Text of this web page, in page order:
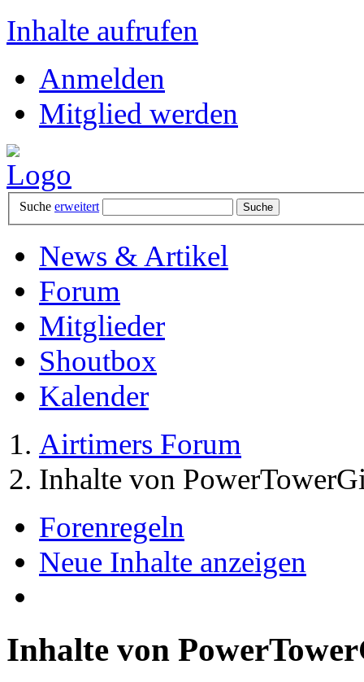
Inhalte aufrufen
Anmelden
Mitglied werden
Suche erweitert
News & Artikel
Forum
Mitglieder
Shoutbox
Kalender
Airtimers Forum
Inhalte von
Forenregeln
Neue Inhalte anzeigen
Inhalte von